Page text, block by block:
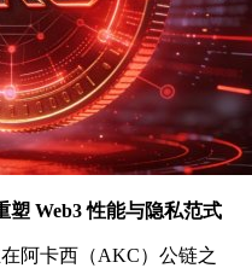
塑 Web3 性能与隐私范式
阿卡西（AKC）公链之